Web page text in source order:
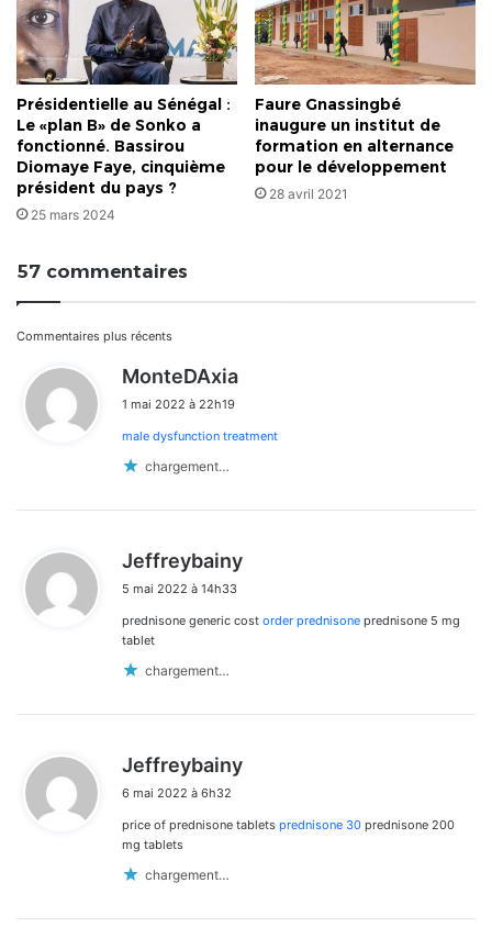
Présidentielle au Sénégal :
Le «plan B» de Sonko a
fonctionné. Bassirou
Diomaye Faye, cinquième
président du pays ?
25 mars 2024
Faure Gnassingbé
inaugure un institut de
formation en alternance
pour le développement
28 avril 2021
57 commentaires
Navigation
dans
les
commentaires
Commentaires plus récents
MonteDAxia
1 mai 2022 à 22h19
male dysfunction treatment
chargement…
Jeffreybainy
5 mai 2022 à 14h33
prednisone generic cost order prednisone prednisone 5 mg
tablet
chargement…
Jeffreybainy
6 mai 2022 à 6h32
price of prednisone tablets prednisone 30 prednisone 200
mg tablets
chargement…